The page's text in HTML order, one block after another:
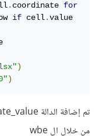
.coordinate for
if cell.
)
)
من خلال ال wbe